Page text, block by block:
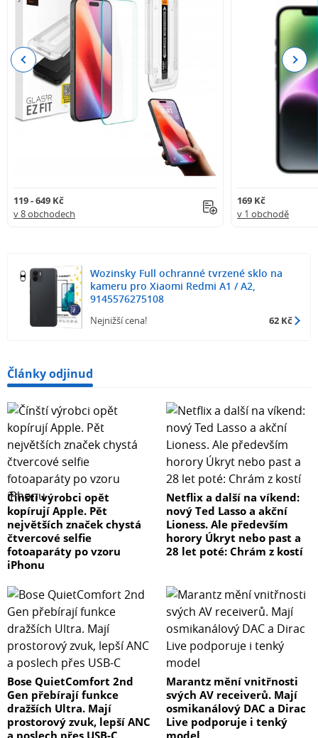
119 - 649 Kč
v 8 obchodech
169 Kč
v 1 obchodě
Previous Next
Wozinsky Full ochranné tvrzené sklo na
kameru pro Xiaomi Redmi A1 / A2,
9145576275108
Nejnižší cena! 62 Kč
Články odjinud
Čínští výrobci opět
kopírují Apple. Pět
největších značek chystá
čtvercové selfie
fotoaparáty po vzoru
iPhonu
Netflix a další na víkend:
nový Ted Lasso a akční
Lioness. Ale především
horory Úkryt nebo past a
28 let poté: Chrám z kostí
Bose QuietComfort 2nd
Gen přebírají funkce
dražších Ultra. Mají
prostorový zvuk, lepší ANC
a poslech přes USB-C
Marantz mění vnitřnosti
svých AV receiverů. Mají
osmikanálový DAC a Dirac
Live podporuje i tenký
model